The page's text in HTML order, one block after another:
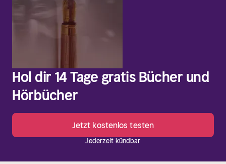
Hol dir 14 Tage gratis Bücher und
Hörbücher
Jetzt kostenlos testen
Jederzeit kündbar